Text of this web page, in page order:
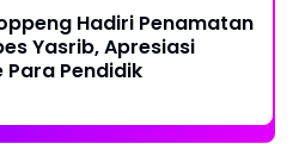
Hadiri Penamatan
Yasrib, Apresiasi
Para Pendidik